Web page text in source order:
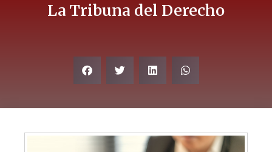
La Tribuna del Derecho